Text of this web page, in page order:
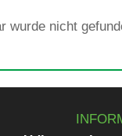
wurde nicht